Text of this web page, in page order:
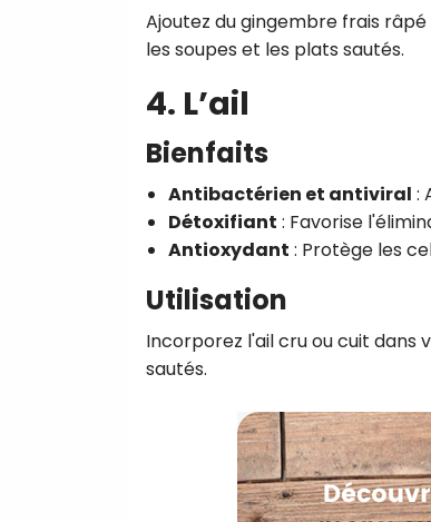
Ajoutez du gingembre frais
les soupes et les plats sautés.
4. L’ail
Bienfaits
Antibactérien et antiviral :
Détoxifiant : Favorise
Antioxydant : Protège les
Utilisation
Incorporez l'ail cru ou cuit dans
sautés.